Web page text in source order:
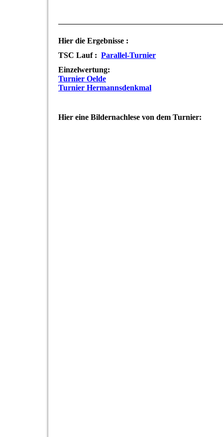
Hier die Ergebnisse :
TSC Lauf : Parallel-Turnier
Einzelwertung:
Turnier Oelde
Turnier Hermannsdenkmal
Hier eine Bildernachlese von dem Turnier: